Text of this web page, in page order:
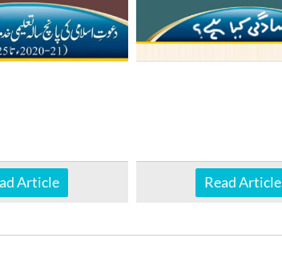
Article Read Article